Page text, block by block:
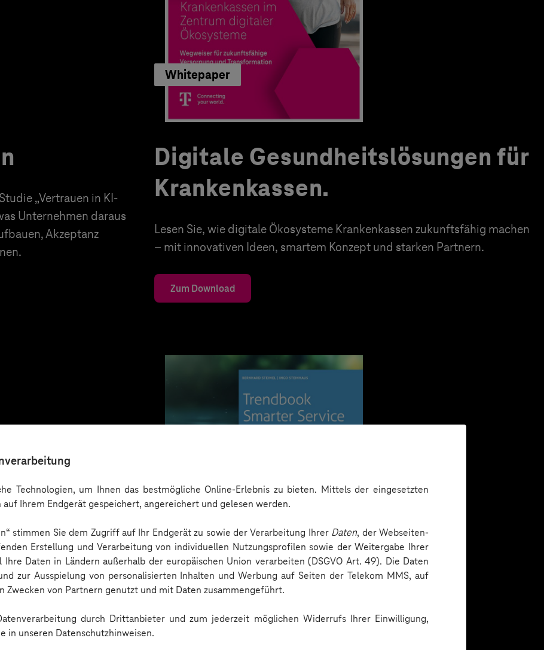
Technologien, um Ihnen das bestmögliche Online-Erlebnis zu bieten. Mittels der eingesetzten
Ihrem Endgerät gespeichert, angereichert und gelesen werden.
stimmen Sie dem Zugriff auf Ihr Endgerät zu sowie der Verarbeitung Ihrer Daten, der Webseiten-
Erstellung und Verarbeitung von individuellen Nutzungsprofilen sowie der Weitergabe Ihrer
Daten in Ländern außerhalb der europäischen Union verarbeiten (DSGVO Art. 49). Die Daten
zur Ausspielung von personalisierten Inhalten und Werbung auf Seiten der Telekom MMS, auf
Zwecken von Partnern genutzt und mit Daten zusammengeführt.
durch Drittanbieter und zum jederzeit möglichen Widerrufs Ihrer Einwilligung,
in unseren Datenschutzhinweisen.
„Vertrauen in KI-
Unternehmen daraus
Akzeptanz
Whitepaper
Digitale Gesundheitslösungen für
Krankenkassen.
Lesen Sie, wie digitale Ökosysteme Krankenkassen zukunftsfähig machen
– mit innovativen Ideen, smartem Konzept und starken Partnern.
Zum Download
Trendbook